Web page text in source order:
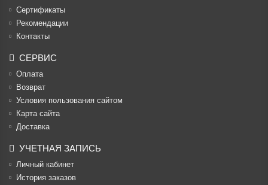
Cертификаты
Рекомендации
Контакты
СЕРВИС
Оплата
Возврат
Условия пользования сайтом
Карта сайта
Доставка
УЧЕТНАЯ ЗАПИСЬ
Личный кабинет
История заказов